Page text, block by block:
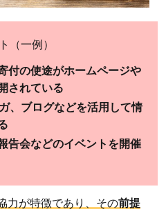
（一例）
付の使途がホームページや
されている
、ブログなどを活用して情
告会などのイベントを開催
力が特徴であり、その前提